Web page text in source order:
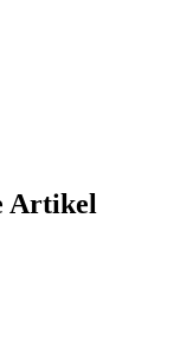
Artikel